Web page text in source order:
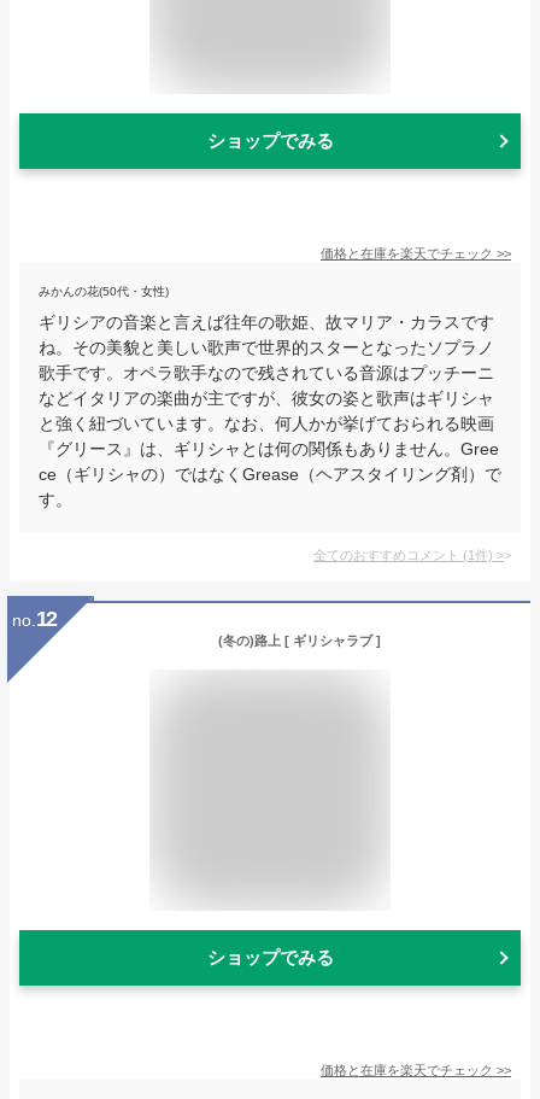
ショップでみる
価格と在庫を楽天でチェック >>
みかんの花(50代・女性)
ギリシアの音楽と言えば往年の歌姫、故マリア・カラスです
ね。その美貌と美しい歌声で世界的スターとなったソプラノ
歌手です。オペラ歌手なので残されている音源はプッチーニ
などイタリアの楽曲が主ですが、彼女の姿と歌声はギリシャ
と強く紐づいています。なお、何人かが挙げておられる映画
『グリース』は、ギリシャとは何の関係もありません。Gree
ce（ギリシャの）ではなくGrease（ヘアスタイリング剤）で
す。
全てのおすすめコメント (1件) >
no. 12
(冬の)路上 [ ギリシャラブ ]
ショップでみる
価格と在庫を楽天でチェック >>